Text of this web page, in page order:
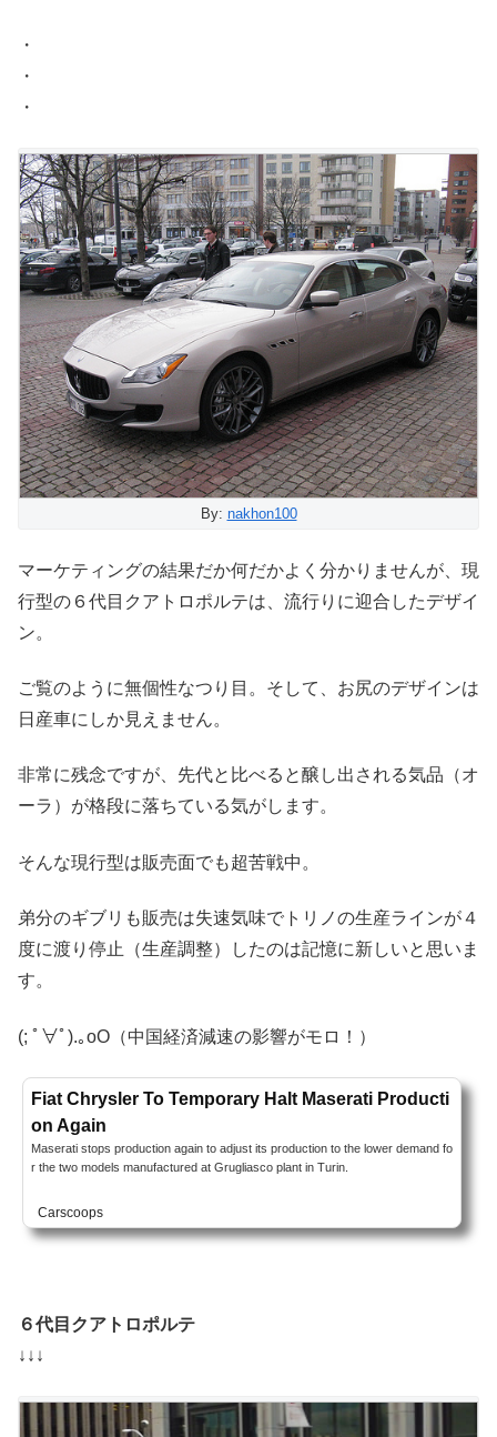
・
・
・
By: nakhon100
マーケティングの結果だか何だかよく分かりませんが、現
行型の６代目クアトロポルテは、流行りに迎合したデザイ
ン。
ご覧のように無個性なつり目。そして、お尻のデザインは
日産車にしか見えません。
非常に残念ですが、先代と比べると醸し出される気品（オ
ーラ）が格段に落ちている気がします。
そんな現行型は販売面でも超苦戦中。
弟分のギブリも販売は失速気味でトリノの生産ラインが４
度に渡り停止（生産調整）したのは記憶に新しいと思いま
す。
(; ﾟ∀ﾟ).｡oO（中国経済減速の影響がモロ！）
Fiat Chrysler To Temporary Halt Maserati Producti
on Again
Maserati stops production again to adjust its production to the lower demand fo
r the two models manufactured at Grugliasco plant in Turin.
Carscoops
６代目クアトロポルテ
↓↓↓